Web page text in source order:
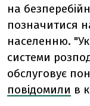
на
позначитися
населенню.
системи
обслуговує
повідомили в